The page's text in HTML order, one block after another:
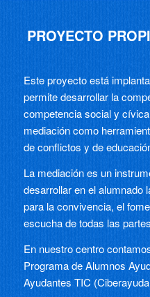
PROYECTO
Este proyecto está
permite desarrollar la
competencia social y
mediación como
de conflictos y de
La mediación es un
desarrollar en el alumnado
para la convivencia, el
escucha de todas las
En nuestro centro
Programa de Alumnos
Ayudantes TIC